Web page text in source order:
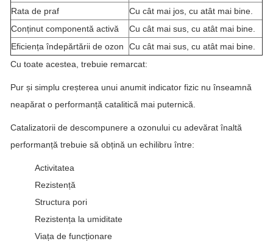
Rata de praf
Cu cât mai jos, cu atât mai bine.
Conținut componentă activă
Cu cât mai sus, cu atât mai bine.
Eficiența îndepărtării de ozon
Cu cât mai sus, cu atât mai bine.
Cu toate acestea, trebuie remarcat:
Pur și simplu creșterea unui anumit indicator fizic nu înseamnă
neapărat o performanță catalitică mai puternică.
Catalizatorii de descompunere a ozonului cu adevărat înaltă
performanță trebuie să obțină un echilibru între:
Activitatea
Rezistență
Structura pori
Rezistența la umiditate
Viața de funcționare